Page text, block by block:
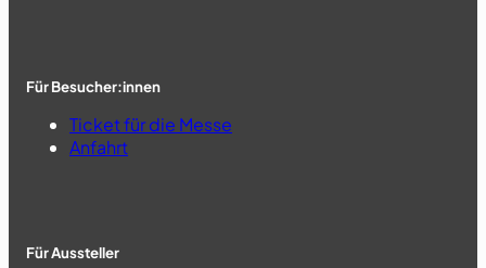
Für Besucher:innen
Ticket für die Messe
Anfahrt
Für Aussteller